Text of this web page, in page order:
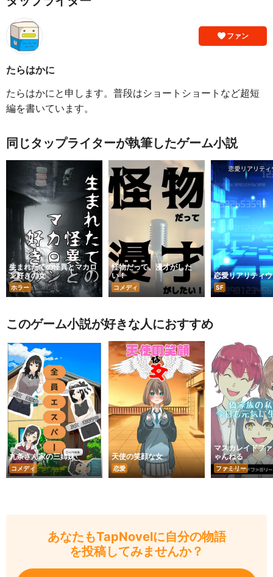
ファン
たらはかに
たらはかにと申します。普段はショートショートなど超短
編を書いています。
同じタップライターが執筆したゲーム小説
生まれたての怪異とマカロ
ン好きの女
ホラー
怪物だって、漫才がした
い！
コメディ
恋愛リアリティ
SF
このゲーム小説が好きな人におすすめ
九条さん家の三姉妹
コメディ
天使の笑顔な女
恋愛
マスカレイドフ
ゃんねる
ファミリー
あなたもTapNovelに自分の物語
を投稿してみませんか？